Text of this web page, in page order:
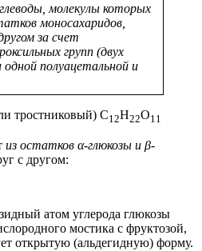
молекулы которых
моносахаридов,
за счет
групп (двух
полуацетальной и
тростниковый) C12H22O11
из остатков α-глюкозы и β-
с другом:
атом углерода глюкозы
мостика с фруктозой,
открытую (альдегидную) форму.